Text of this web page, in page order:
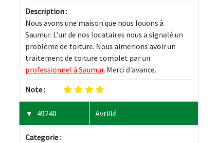
Description :
Nous avons une maison que nous louons à
Saumur. L’un de nos locataires nous a signalé un
problème de toiture. Nous aimerions avoir un
traitement de toiture complet par un
professionnel à Saumur. Merci d'avance.
Note :
49240 Avrillé
Categorie :